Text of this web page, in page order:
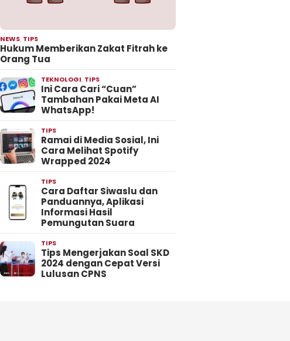
NEWS, TIPS
Hukum Memberikan Zakat Fitrah ke
Orang Tua
TEKNOLOGI, TIPS
Ini Cara Cari “Cuan”
Tambahan Pakai Meta AI
WhatsApp!
TIPS
Ramai di Media Sosial, Ini
Cara Melihat Spotify
Wrapped 2024
TIPS
Cara Daftar Siwaslu dan
Panduannya, Aplikasi
Informasi Hasil
Pemungutan Suara
TIPS
Tips Mengerjakan Soal SKD
2024 dengan Cepat Versi
Lulusan CPNS